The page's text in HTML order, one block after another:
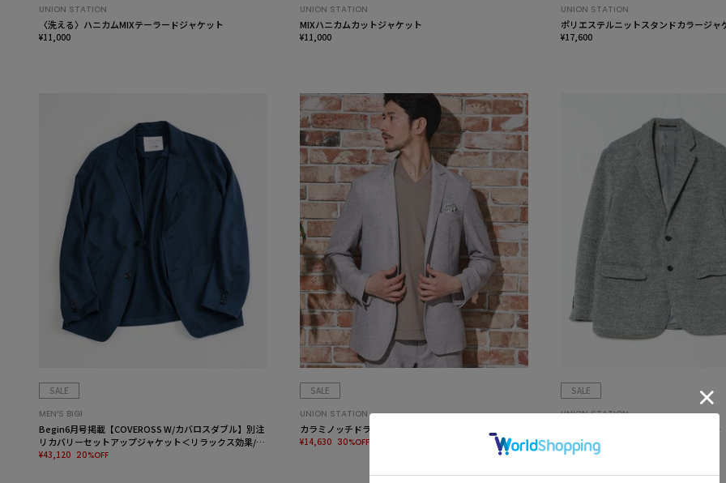
UNION STATION
〈洗える〉ハニカムMIXテーラードジャケット
¥11,000
UNION STATION
MIXハニカムカットジャケット
¥11,000
UNION STATION
ポリエステルニットスタンドカラージャ
¥17,600
SALE
MEN’S BIGI
Begin6月号掲載【COVEROSS W/カバロスダブル】別注
リカバリーセットアップジャケット＜リラックス効果/ス
トレッチ/セラメア＞
¥43,120 20%OFF
SALE
UNION STATION
カラミノッチドラペルジャケット
¥14,630 30%OFF
SALE
UNION STATION
メランジニット風テーラードジャケット
¥15,840 20%OFF